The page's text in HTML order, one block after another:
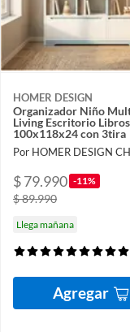
HOMER DESIGN
Organizador Niño
Living Escritorio Libros
100x118x24 con 3tira
Por HOMER DESIGN
$ 79.990 -11%
$ 89.990
Llega mañana
Agregar